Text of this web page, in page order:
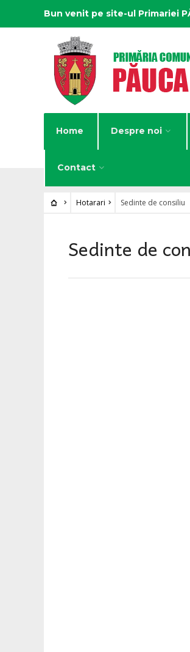
Bun venit pe site-ul Primariei
Home Despre noi
Contact
Hotarari Sedinte de consiliu
Sedinte de